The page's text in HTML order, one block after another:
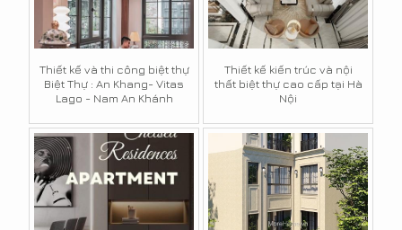
Thiết kế và thi công biệt thự
Biệt Thự : An Khang- Vitas
Lago - Nam An Khánh
Thiết kế kiến trúc và nội
thất biệt thự cao cấp tại Hà
Nội